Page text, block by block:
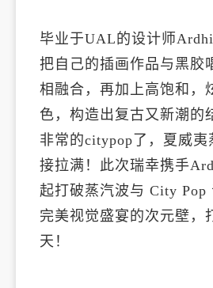
毕业于UAL的设计师
把自己的插画作品与黑胶
相融合，再加上高饱和，
色，构造出复古又新潮的
非常的citypop了，夏威夷
接拉满！此次瑞幸携手
起打破蒸汽波与 City Pop
完美视觉盛宴的次元壁，
天！